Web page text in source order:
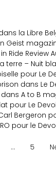
la Libre
Geist
Ride Review
terre – Nuit
pour Le
dans Le
dans A to B
pour Le
Bergeron
pour le
… 5